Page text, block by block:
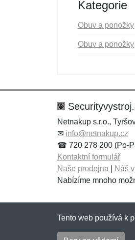
Kategorie
Obuv a ponožky
Obuv a ponožky
Zpráva*
Přidat
Zpráva*
Přidat
Netnakup s.r.o.,
✉ info@netnakup.cz
☎ 720 278 200 (Po-
Kontaktní formulář
Naše prodejna
Náš
Nabízíme mnoho
Tento web používá k